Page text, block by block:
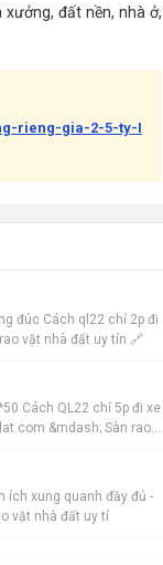
đất nền, nhà ở,
rieng-gia-2-5-ty-I
đúc Cách ql22 chỉ 2p đi
vặt nhà đất uy tín 🔗
Cách QL22 chỉ 5p đi xe
&mdash; Sàn rao
ích xung quanh đầy đủ -
vặt nhà đất uy tí